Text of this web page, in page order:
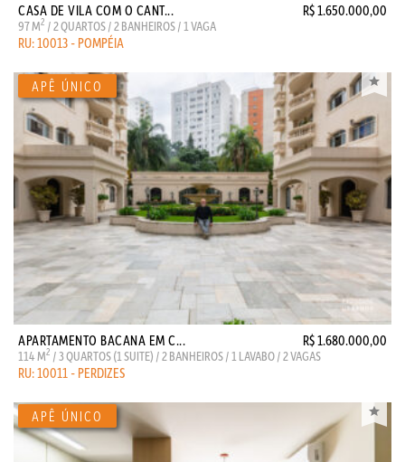
CASA DE VILA COM O CANT... R$ 1.650.000,00
97 M2 / 2 QUARTOS / 2 BANHEIROS / 1 VAGA
RU: 10013 - POMPÉIA
APARTAMENTO BACANA EM C... R$ 1.680.000,00
114 M2 / 3 QUARTOS (1 SUITE) / 2 BANHEIROS / 1 LAVABO / 2 VAGAS
RU: 10011 - PERDIZES